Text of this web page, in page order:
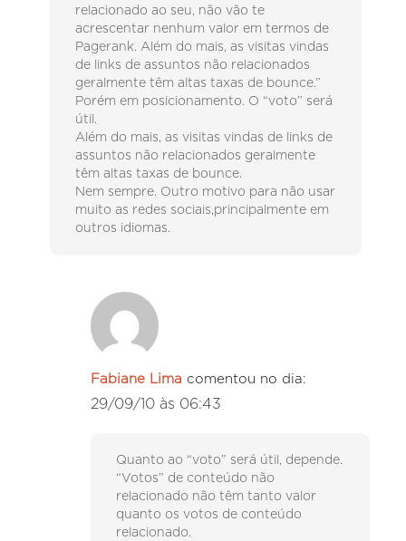
relacionado ao seu, não vão te
acrescentar nenhum valor em termos de
Pagerank. Além do mais, as visitas vindas
de links de assuntos não relacionados
geralmente têm altas taxas de bounce.”
Porém em posicionamento. O “voto” será
útil.
Além do mais, as visitas vindas de links de
assuntos não relacionados geralmente
têm altas taxas de bounce.
Nem sempre. Outro motivo para não usar
muito as redes sociais,principalmente em
outros idiomas.
Fabiane Lima comentou no dia:
29/09/10 às 06:43
Quanto ao “voto” será útil, depende.
“Votos” de conteúdo não
relacionado não têm tanto valor
quanto os votos de conteúdo
relacionado.